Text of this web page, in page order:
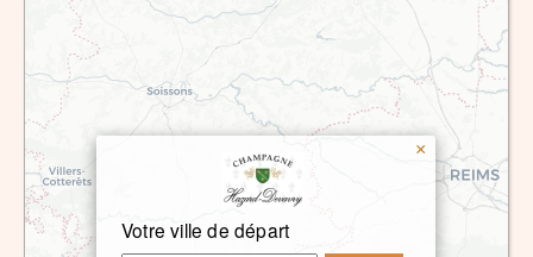
Votre ville de départ
×